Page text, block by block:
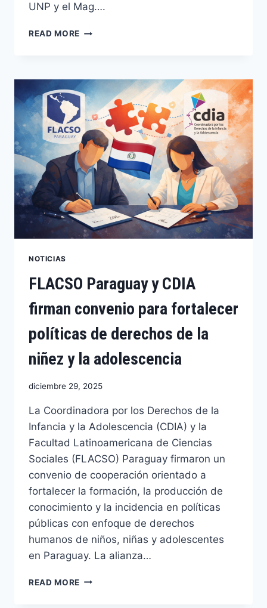
UNP y el Mag….
READ MORE
NOTICIAS
FLACSO Paraguay y CDIA
firman convenio para fortalecer
políticas de derechos de la
niñez y la adolescencia
diciembre 29, 2025
La Coordinadora por los Derechos de la
Infancia y la Adolescencia (CDIA) y la
Facultad Latinoamericana de Ciencias
Sociales (FLACSO) Paraguay firmaron un
convenio de cooperación orientado a
fortalecer la formación, la producción de
conocimiento y la incidencia en políticas
públicas con enfoque de derechos
humanos de niños, niñas y adolescentes
en Paraguay. La alianza…
READ MORE